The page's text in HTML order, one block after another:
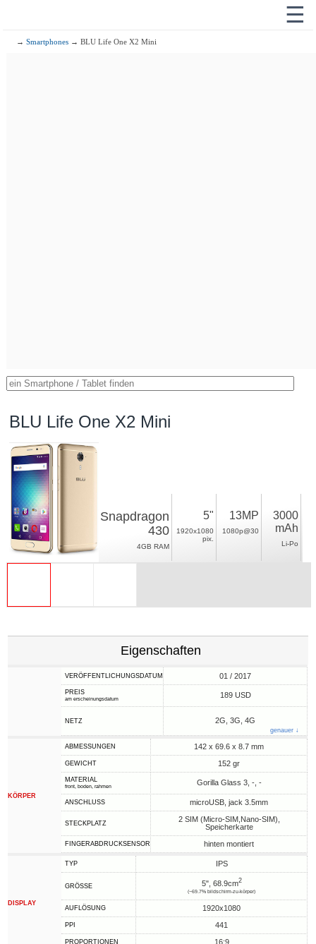
☰
→Smartphones → BLU Life One X2 Mini
BLU Life One X2 Mini
Snapdragon
430
4GB RAM
5"
1920x1080
pix.
13MP
1080p@30
3000
mAh
Li-Po
Eigenschaften
VERÖFFENTLICHUNGSDATUM 01 / 2017
PREIS
am erscheinungsdatum 189 USD
NETZ 2G, 3G, 4G
genauer ↓
KÖRPER
ABMESSUNGEN 142 x 69.6 x 8.7 mm
GEWICHT 152 gr
MATERIAL
front, boden, rahmen Gorilla Glass 3, -, -
ANSCHLUSS microUSB, jack 3.5mm
STECKPLATZ
2 SIM (Micro-SIM,Nano-SIM),
Speicherkarte
FINGERABDRUCKSENSOR hinten montiert
DISPLAY
TYP IPS
GRÖSSE 5", 68.9cm2
(~69.7% bildschirm-zu-körper)
AUFLÖSUNG 1920x1080
PPI 441
PROPORTIONEN 16:9